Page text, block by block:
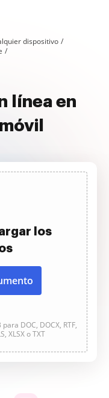
dispositivo
línea en
los
DOC, DOCX, RTF,
XLSX o TXT